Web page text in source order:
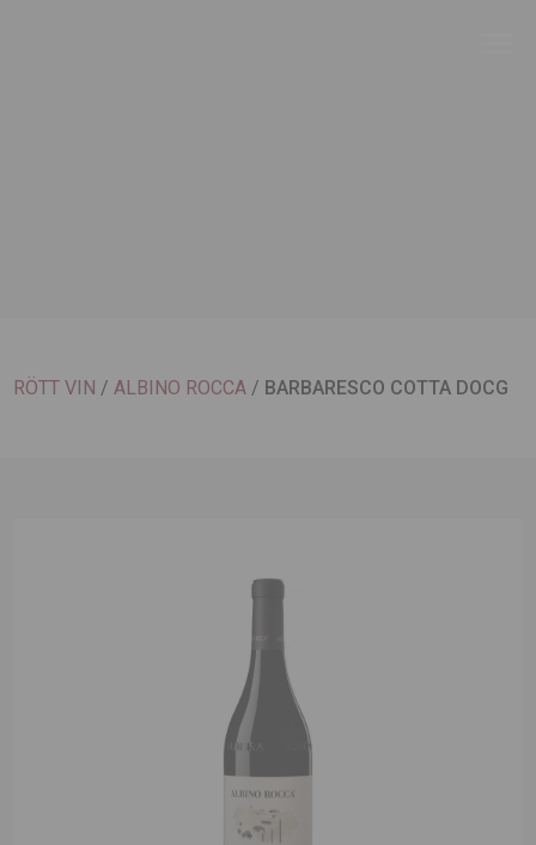
RÖTT VIN /ALBINO ROCCA / BARBARESCO COTTA DOCG